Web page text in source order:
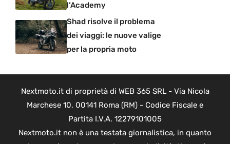
l’Academy
Shad risolve il problema
dei viaggi: le nuove valige
per la propria moto
Nextmoto.it di proprietà di WEB 365 SRL - Via Nicola
Marchese 10, 00141 Roma (RM) - Codice Fiscale e
Partita I.V.A. 12279101005
Nextmoto.it non è una testata giornalistica, in quanto